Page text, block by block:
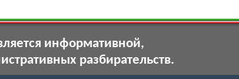
информативной,
разбирательств.